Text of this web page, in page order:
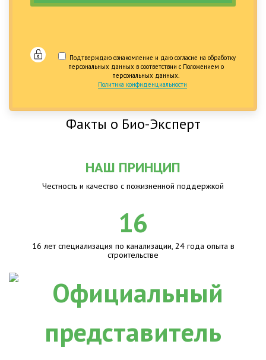
Подтверждаю ознакомление и даю согласие на обработку
персональных данных в соответствии с Положением о
персональных данных.
Политика конфиденциальности
Факты о Био-Эксперт
НАШ ПРИНЦИП
Честность и качество с пожизненной поддержкой
16
16 лет специализация по канализации, 24 года опыта в
строительстве